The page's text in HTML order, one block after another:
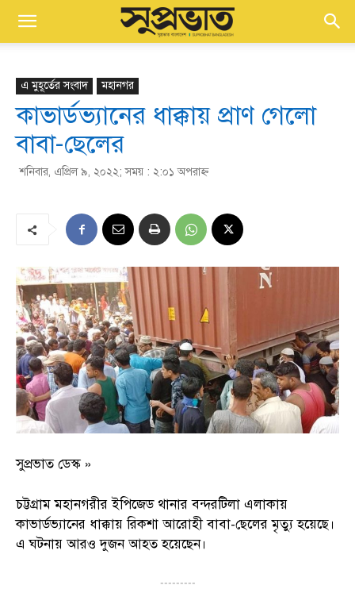
এ মুহূর্তের সংবাদ মহানগর
কাভার্ডভ্যানের ধাক্কায় প্রাণ গেলো
বাবা-ছেলের
শনিবার, এপ্রিল ৯, ২০২২; সময় : ২:০১ অপরাহ্ণ
সুপ্রভাত ডেস্ক »
চট্টগ্রাম মহানগরীর ইপিজেড থানার বন্দরটিলা এলাকায়
কাভার্ডভ্যানের ধাক্কায় রিকশা আরোহী বাবা-ছেলের মৃত্যু হয়েছে।
এ ঘটনায় আরও দুজন আহত হয়েছেন।
---------